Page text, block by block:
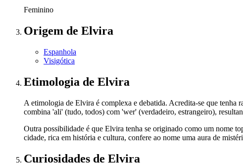
Feminino
Origem de Elvira
Espanhola
Visigótica
Etimologia de Elvira
A etimologia de Elvira é complexa e debatida. Acredita-se que tenha
combina 'ali' (tudo, todos) com 'wer' (verdadeiro, estrangeiro),
Outra possibilidade é que Elvira tenha se originado como um nome
cidade, rica em história e cultura, confere ao nome uma aura de
Curiosidades de Elvira